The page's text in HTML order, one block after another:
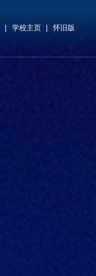
学校主页 怀旧版